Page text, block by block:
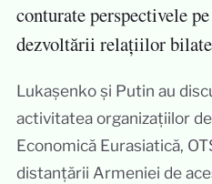
conturate perspectivele
dezvoltării relațiilor
Lukașenko și Putin au
activitatea organizațiilor
Economică Eurasiatică,
distanțării Armeniei de